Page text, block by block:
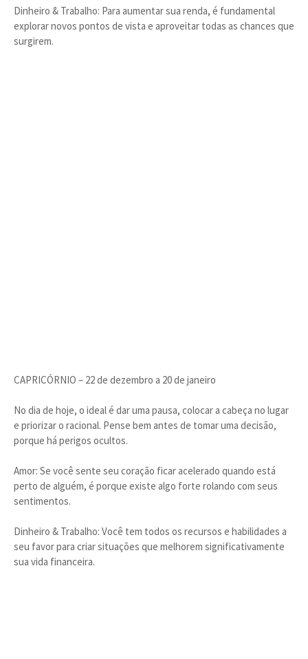
Dinheiro & Trabalho: Para aumentar sua renda, é fundamental
explorar novos pontos de vista e aproveitar todas as chances que
surgirem.
CAPRICÓRNIO – 22 de dezembro a 20 de janeiro
No dia de hoje, o ideal é dar uma pausa, colocar a cabeça no lugar
e priorizar o racional. Pense bem antes de tomar uma decisão,
porque há perigos ocultos.
Amor: Se você sente seu coração ficar acelerado quando está
perto de alguém, é porque existe algo forte rolando com seus
sentimentos.
Dinheiro & Trabalho: Você tem todos os recursos e habilidades a
seu favor para criar situações que melhorem significativamente
sua vida financeira.